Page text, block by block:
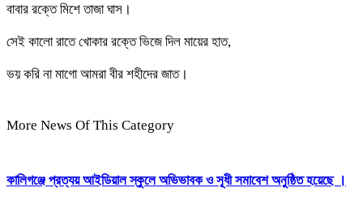
বাবার রক্তে মিশে তাজা ঘাস।
সেই কালো রাতে খোকার রক্তে ভিজে দিল মায়ের হাত,
ভয় করি না মাগো আমরা বীর শহীদের জাত।
More News Of This Category
কালিগঞ্জে প্রত্যয় আইডিয়াল স্কুলে অভিভাবক ও সূধী সমাবেশ অনুষ্ঠিত হয়েছে ।